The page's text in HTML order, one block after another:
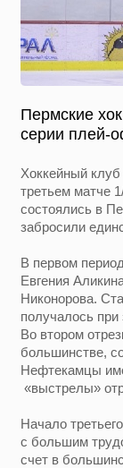
Пермские
серии плей-
Хоккейный
третьем матче
состоялись в
забросили
В первом
Евгения
Никонорова.
получалось при
Во втором
большинстве,
Нефтекамцы
«выстрелы»
Начало
с большим
счет в